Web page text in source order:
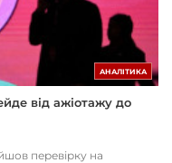
АНАЛІТИКА
від ажіотажу до
перевірку на